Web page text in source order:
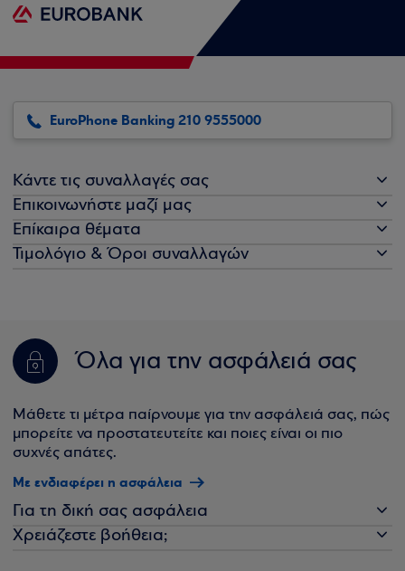
EuroPhone Banking 210 9555000
Κάντε τις συναλλαγές σας
Επικοινωνήστε μαζί μας
Επίκαιρα θέματα
Τιμολόγιο & Όροι συναλλαγών
Όλα για την ασφάλειά σας
Μάθετε τι μέτρα παίρνουμε για την ασφάλειά σας, πώς
μπορείτε να προστατευτείτε και ποιες είναι οι πιο
συχνές απάτες.
Με ενδιαφέρει η ασφάλεια
Για τη δική σας ασφάλεια
Χρειάζεστε βοήθεια;